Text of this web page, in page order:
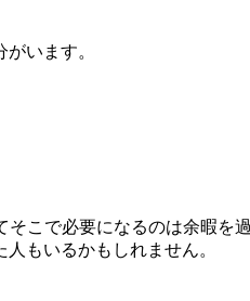
います。
こで必要になるのは余暇を
もいるかもしれません。